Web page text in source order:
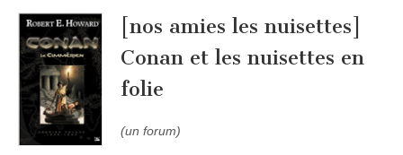
[nos amies les nuisettes]
Conan et les nuisettes en
folie
(un forum)